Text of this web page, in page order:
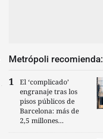
Metrópoli recomienda:
El ‘complicado’
engranaje tras los
pisos públicos de
Barcelona: más de
2,5 millones...